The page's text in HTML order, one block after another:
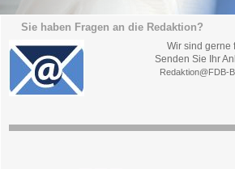
Sie haben Fragen an die Redaktion?
Wir sind gerne
Senden Sie Ihr
Redaktion@FDB-